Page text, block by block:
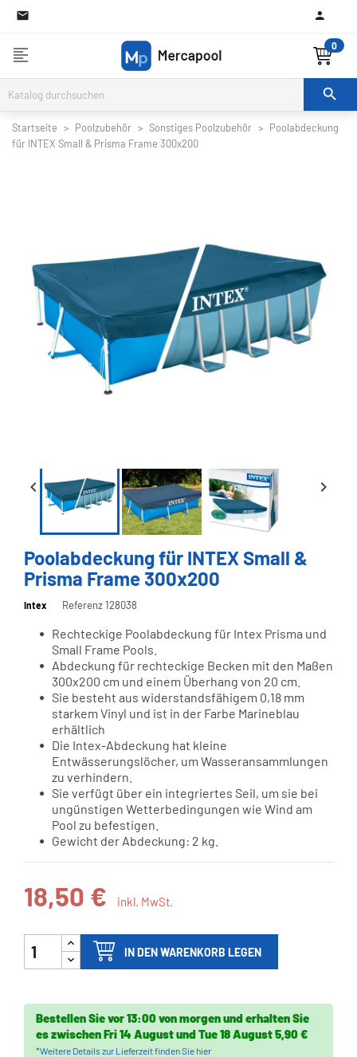

format_align_left 0

Startseite Poolzubehör Sonstiges Poolzubehör
Poolabdeckung
für INTEX Small & Prisma Frame 300x200
 
 
Poolabdeckung für INTEX Small &
Prisma Frame 300x200
Intex Referenz 128038
Rechteckige Poolabdeckung für Intex Prisma und
Small Frame Pools.
Abdeckung für rechteckige Becken mit den Maßen
300x200 cm und einem Überhang von 20 cm.
Sie besteht aus widerstandsfähigem 0,18 mm
starkem Vinyl und ist in der Farbe Marineblau
erhältlich
Die Intex-Abdeckung hat kleine
Entwässerungslöcher, um Wasseransammlungen
zu verhindern.
Sie verfügt über ein integriertes Seil, um sie bei
ungünstigen Wetterbedingungen wie Wind am
Pool zu befestigen.
Gewicht der Abdeckung: 2 kg.
18,50 € inkl. MwSt.
IN DEN WARENKORB LEGEN
Bestellen Sie vor13:00 von morgenund erhalten Sie
eszwischenFri 14 AugustundTue 18 August5,90 €
*Weitere Details zur Lieferzeit finden Sie hier